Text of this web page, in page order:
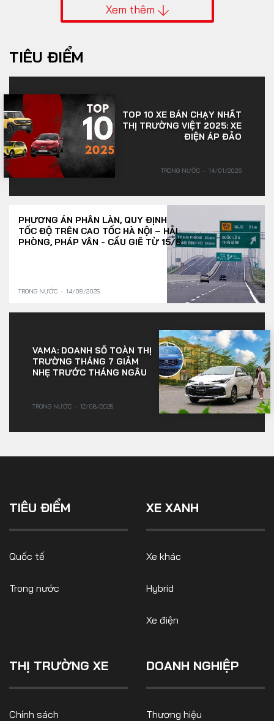
Xem thêm
TIÊU ĐIỂM
TOP 10 XE BÁN CHẠY NHẤT
THỊ TRƯỜNG VIỆT 2025: XE
ĐIỆN ÁP ĐẢO
TRONG NƯỚC 14/01/2026
PHƯƠNG ÁN PHÂN LÀN, QUY ĐỊNH
TỐC ĐỘ TRÊN CAO TỐC HÀ NỘI – HẢI
PHÒNG, PHÁP VÂN - CẦU GIẼ TỪ 15/8
TRONG NƯỚC 14/08/2025
VAMA: DOANH SỐ TOÀN THỊ
TRƯỜNG THÁNG 7 GIẢM
NHẸ TRƯỚC THÁNG NGÂU
TRONG NƯỚC 12/08/2025
TIÊU ĐIỂM
Quốc tế
Trong nước
XE XANH
Xe khác
Hybrid
Xe điện
THỊ TRƯỜNG XE
Chính sách
DOANH NGHIỆP
Thương hiệu